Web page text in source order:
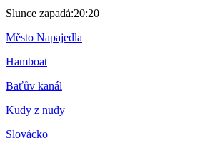
Slunce zapadá:20:20
Město Napajedla
Hamboat
Baťův kanál
Kudy z nudy
Slovácko